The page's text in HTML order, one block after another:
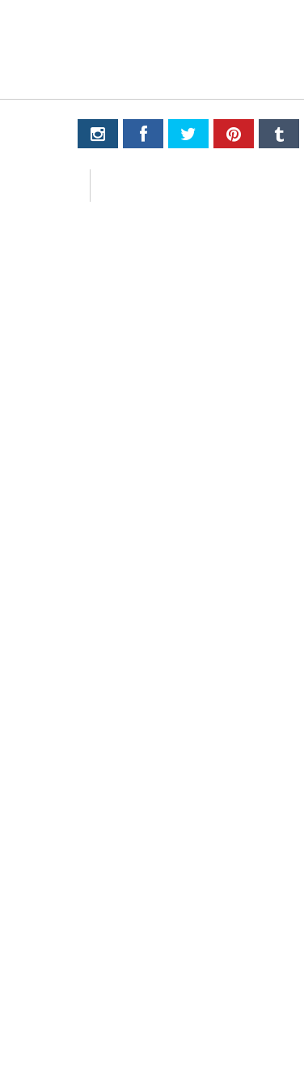
ProfiFoto wird die Informationen, die Sie in diesem
Hiermit erlaube ich die Kontaktaufnahme über E-Mail*
Wir verwenden MailChimp als unsere
Automatisierung. Indem Sie unten zur
klicken, bestätigen Sie, dass die von Ihnen